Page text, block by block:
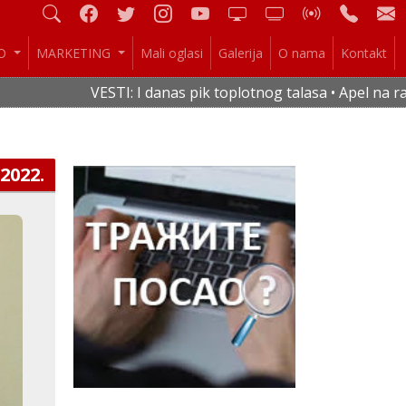
MARKETING Mali oglasi Galerija O nama Kontakt
VESTI: I danas pik toplotnog talasa • Apel na